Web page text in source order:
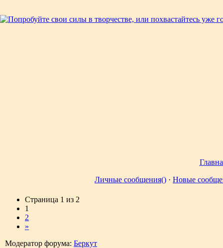
Личные сообщения() · Новые
Страница 1 из 2
1
2
»
Модератор форума: Беркут